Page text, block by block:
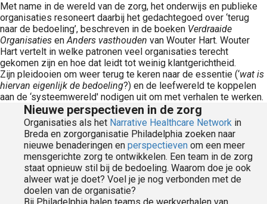
Met name in de wereld van de zorg, het onderwijs en publieke
organisaties resoneert daarbij het gedachtegoed over ‘terug
naar de bedoeling’, beschreven in de boeken Verdraaide
Organisaties enAnders vasthouden van Wouter Hart. Wouter
Hart vertelt in welke patronen veel organisaties terecht
gekomen zijn en hoe dat leidt tot weinig klantgerichtheid.
Zijn pleidooien om weer terug te keren naar de essentie (‘wat is
hiervan eigenlijk de bedoeling?) en de leefwereld te koppelen
aan de ‘systeemwereld' nodigen uit om met verhalen te werken.
Nieuwe perspectieven in de zorg
Organisaties als het Narrative Healthcare Network in
Breda en zorgorganisatie Philadelphia zoeken naar
nieuwe benaderingen en perspectieven om een meer
mensgerichte zorg te ontwikkelen. Een team in de zorg
staat opnieuw stil bij de bedoeling. Waarom doe je ook
alweer wat je doet? Voel je je nog verbonden met de
doelen van de organisatie?